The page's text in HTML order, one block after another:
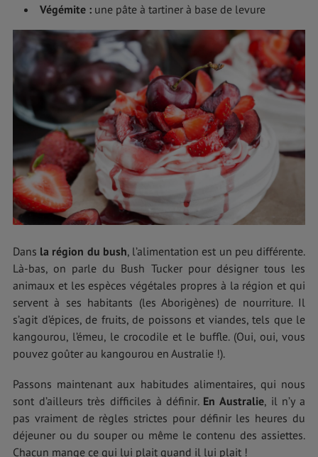
Végémite : une pâte à tartiner à base de levure
Dans la région du bush, l’alimentation est un peu différente.
Là-bas, on parle du Bush Tucker pour désigner tous les
animaux et les espèces végétales propres à la région et qui
servent à ses habitants (les Aborigènes) de nourriture. Il
s’agit d’épices, de fruits, de poissons et viandes, tels que le
kangourou, l’émeu, le crocodile et le buffle. (Oui, oui, vous
pouvez goûter au kangourou en Australie !).
Passons maintenant aux habitudes alimentaires, qui nous
sont d’ailleurs très difficiles à définir. En Australie, il n’y a
pas vraiment de règles strictes pour définir les heures du
déjeuner ou du souper ou même le contenu des assiettes.
Chacun mange ce qui lui plait quand il lui plait !